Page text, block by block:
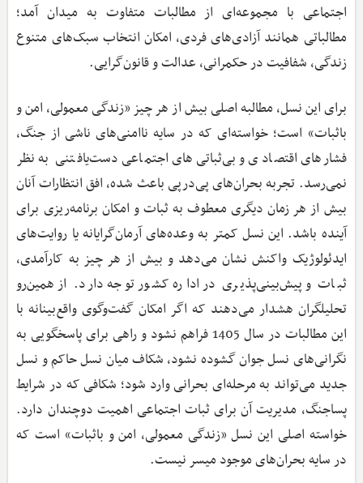
اجتماعی با مجموعه‌ای از مطالبات متفاوت به میدان آمد؛
مطالباتی همانند آزادی‌های فردی، امکان انتخاب سبک‌های متنوع
زندگی، شفافیت در حکمرانی، عدالت و قانون‌گرایی.
برای این نسل، مطالبه اصلی بیش از هر چیز «زندگی معمولی، امن و
باثبات» است؛ خواسته‌ای که در سایه ناامنی‌های ناشی از جنگ،
فشارهای اقتصادی و بی‌ثباتی‌های اجتماعی دست‌یافتنی به نظر
نمی‌رسد. تجربه بحران‌های پی‌درپی باعث شده، افق انتظارات آنان
بیش از هر زمان دیگری معطوف به ثبات و امکان برنامه‌ریزی برای
آینده باشد. این نسل کمتر به وعده‌های آرمان‌گرایانه یا روایت‌های
ایدئولوژیک واکنش نشان می‌دهد و بیش از هر چیز به کارآمدی،
ثبات و پیش‌بینی‌پذیری در اداره کشور توجه دارد. از همین‌رو
تحلیلگران هشدار می‌دهند که اگر امکان گفت‌وگوی واقع‌بینانه با
این مطالبات در سال 1405 فراهم نشود و راهی برای پاسخگویی به
نگرانی‌های نسل جوان گشوده نشود، شکاف میان نسل حاکم و نسل
جدید می‌تواند به مرحله‌ای بحرانی وارد شود؛ شکافی که در شرایط
پساجنگ، مدیریت آن برای ثبات اجتماعی اهمیت دوچندان دارد.
خواسته اصلی این نسل «زندگی معمولی، امن و باثبات» است که
در سایه بحران‌های موجود میسر نیست.